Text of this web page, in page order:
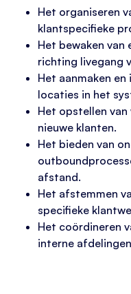
Het organiseren
klantspecifieke
Het bewaken
richting livegang
Het aanmaken
locaties in het
Het opstellen van
nieuwe klanten.
Het bieden van
afstand.
Het afstemmen
specifieke
Het coördineren
interne